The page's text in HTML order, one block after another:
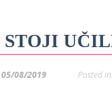
STOJI
05/08/2019 Posted